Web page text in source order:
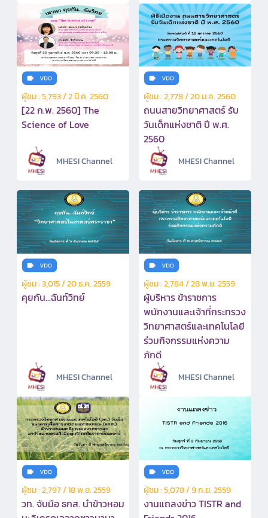
ผู้ชม : 5,793 / 2 มี.ค. 2560
[22 ก.พ. 2560] The
Science of Love
MHESI Channel
ผู้ชม : 2,778 / 20 ม.ค. 2560
ถนนสายวิทยาศาสตร์ รับ
วันเด็กแห่งชาติ ปี พ.ศ.
2560
MHESI Channel
ผู้ชม : 3,015 / 20 ธ.ค. 2559
คุยกัน...ฉันท์วิทย์
MHESI Channel
ผู้ชม : 2,784 / 28 พ.ย. 2559
ผู้บริหาร ข้าราชการ
พนักงานและเจ้าที่กระทรวง
วิทยาศาสตร์และเทคโนโลยี
ร่วมกิจกรรมแห่งความ
ภักดี
MHESI Channel
ผู้ชม : 2,797 / 18 พ.ย. 2559
วท. จับมือ ธกส. นำข้าวหอม
ผู้ชม : 5,078 / 9 ก.ย. 2559
งานแถลงข่าว TISTR and